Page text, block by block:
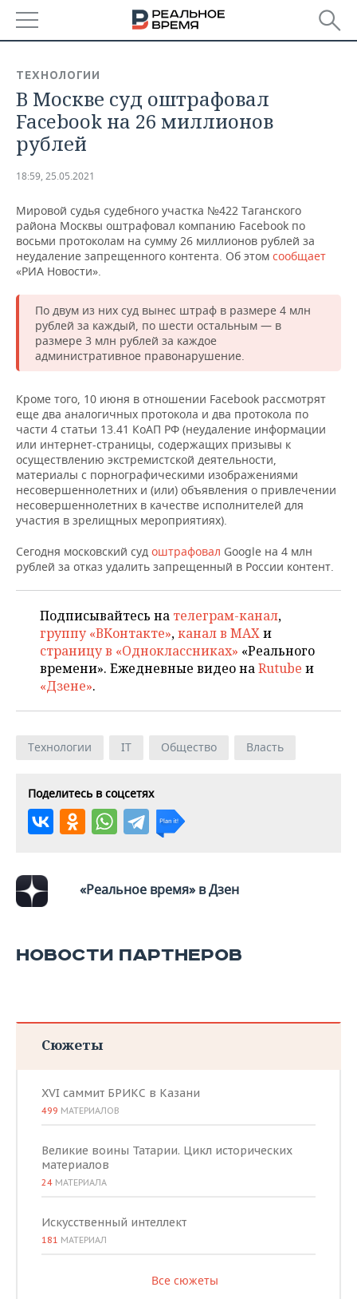
БАШКОРТОСТАН
ТАТАРСТАН
НОВОСТИ
АНАЛИТИКА
ДЕКЛАРАЦИИ О ДОХОДАХ
КОРОЛИ ГОСЗАКАЗА ПФО
ВУЗЫ ТАТАРСТАНА
КОМУ ПРИНАДЛЕЖАТ
ТОРГОВЫЕ ЦЕНТРЫ
ТАТАРСТАНА
НОВОСТИ ЭКОНОМИКИ
ФИНАНСЫ
БАНКИ
БЮДЖЕТ
ИНВЕСТИЦИИ
ПРОМЫШЛЕННОСТЬ
НОВОСТИ
ПРОМЫШЛЕННОСТИ
МАШИНОСТРОЕНИЕ
НЕФТЕХИМИЯ
НЕФТЬ
ОПК
ЭНЕРГЕТИКА
НЕДВИЖИМОСТЬ
НОВОСТИ НЕДВИЖИМОСТИ
АВТО
НОВОСТИ АВТО
БИЗНЕС
НОВОСТИ БИЗНЕСА
ТРАНСПОРТ
УСЛУГИ
ТЕХНОЛОГИИ
IT
МЕДИА
ТЕЛЕКОММУНИКАЦИИ
НОВОСТИ МЕРОПРИЯТИЙ
ВЫЕЗДНАЯ РЕДАКЦИЯ
БИЗНЕС-БРАНЧИ
ОТКРЫТАЯ ЛЕКЦИЯ
СПОРТ
НОВОСТИ СПОРТА
ФУТБОЛ
БАСКЕТБОЛ
ВОЛЕЙБОЛ
КИБЕРСПОРТ
ФИГУРНОЕ КАТАНИЕ
ХОККЕЙ С МЯЧОМ
ОБЩЕСТВО
НОВОСТИ ОБЩЕСТВА
ИНФРАСТРУКТУРА
ИСТОРИЯ
КУЛЬТУРА
МЕДИЦИНА
ПРОИСШЕСТВИЯ
ФОТОГАЛЕРЕЯ
СПРАВОЧНИК
СПИСОК ПЕРСОН
СПИСОК КОМПАНИЙ
ПОЛНАЯ ВЕРСИЯ
ТЕХНОЛОГИИ
В Москве суд оштрафовал
Facebook на 26 миллионов
рублей
18:59, 25.05.2021
Мировой судья судебного участка №422 Таганского
района Москвы оштрафовал компанию Facebook по
восьми протоколам на сумму 26 миллионов рублей за
неудаление запрещенного контента. Об этом сообщает
«РИА Новости».
По двум из них суд вынес штраф в размере 4 млн
рублей за каждый, по шести остальным — в
размере 3 млн рублей за каждое
административное правонарушение.
Кроме того, 10 июня в отношении Facebook рассмотрят
еще два аналогичных протокола и два протокола по
части 4 статьи 13.41 КоАП РФ (неудаление информации
или интернет-страницы, содержащих призывы к
осуществлению экстремистской деятельности,
материалы с порнографическими изображениями
несовершеннолетних и (или) объявления о привлечении
несовершеннолетних в качестве исполнителей для
участия в зрелищных мероприятиях).
Сегодня московский суд оштрафовал Google на 4 млн
рублей за отказ удалить запрещенный в России контент.
Подписывайтесь на телеграм-канал,
группу «ВКонтакте»,канал в MAXи
страницу в «Одноклассниках» «Реального
времени». Ежедневные видео наRutube и
«Дзене».
Технологии IT Общество Власть
Поделитесь в соцсетях
«Реальное время» в Дзен
НОВОСТИ ПАРТНЕРОВ
Сюжеты
XVI саммит БРИКС в Казани
499 МАТЕРИАЛОВ
Великие воины Татарии. Цикл исторических
материалов
24 МАТЕРИАЛА
Искусственный интеллект
181 МАТЕРИАЛ
Все сюжеты